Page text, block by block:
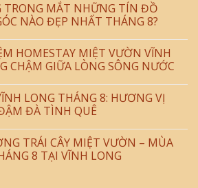
TRONG MẮT NHỮNG TÍN ĐỒ
NÀO ĐẸP NHẤT THÁNG 8?
HOMESTAY MIỆT VƯỜN VĨNH
CHẬM GIỮA LÒNG SÔNG NƯỚC
LONG THÁNG 8: HƯƠNG VỊ
ĐÀ TÌNH QUÊ
TRÁI CÂY MIỆT VƯỜN – MÙA
8 TẠI VĨNH LONG